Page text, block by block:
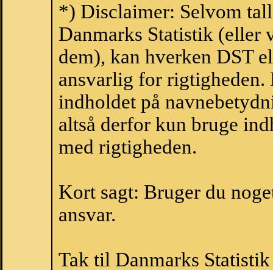
*) Disclaimer: Selvom
Danmarks Statistik (eller
dem), kan hverken DST
ansvarlig for
indholdet på
altså derfor kun bruge
med rigtigheden.
Kort sagt: Bruger du
ansvar.
Tak til Danmarks